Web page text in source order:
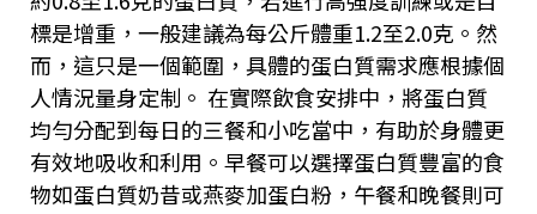
標是增重，一般建議為每公斤體重1.2至2.0克。然
而，這只是一個範圍，具體的蛋白質需求應根據個
人情況量身定制。 在實際飲食安排中，將蛋白質
均勻分配到每日的三餐和小吃當中，有助於身體更
有效地吸收和利用。早餐可以選擇蛋白質豐富的食
物如蛋白質奶昔或燕麥加蛋白粉，午餐和晚餐則可